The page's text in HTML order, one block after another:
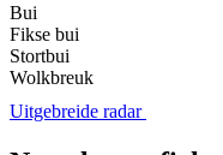
Bui
Fikse bui
Stortbui
Wolkbreuk
Uitgebreide radar